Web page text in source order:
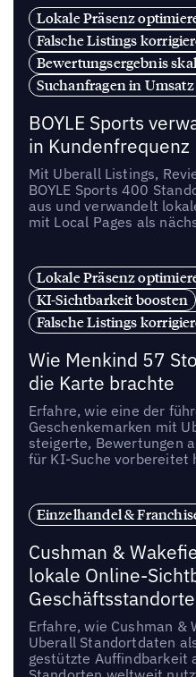
Lokale Präsenz
Falsche Listings
Bewertungsergebnis
Suchanfragen in
BOYLE Sports
in Kundenfrequenz
Mit Uberall Listings,
BOYLE Sports 400
aus und verwandelt
mit Local Pages als
Lokale Präsenz
KI-Sichtbarkeit boosten
Falsche Listings
Wie Menkind 57
die Karte brachte
Erfahre, wie eine der
Geschenkemarken mit
steigerte, Bewertungen
für KI-Suche vorbereitet
Einzelhandel &
Cushman &
lokale Online-
Geschäftsstandorte
Erfahre, wie Cushman &
Uberall Standortdaten
gestützte Auffindbarkeit